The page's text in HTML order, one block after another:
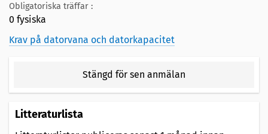
Obligatoriska träffar :
0 fysiska
Krav på datorvana och datorkapacitet
Stängd för sen anmälan
Litteraturlista